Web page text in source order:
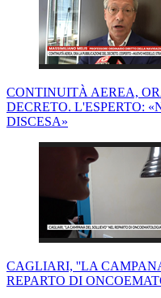
CONTINUITÀ AEREA,
DECRETO. L'ESPERTO:
DISCESA»
CAGLIARI, ''LA
REPARTO DI